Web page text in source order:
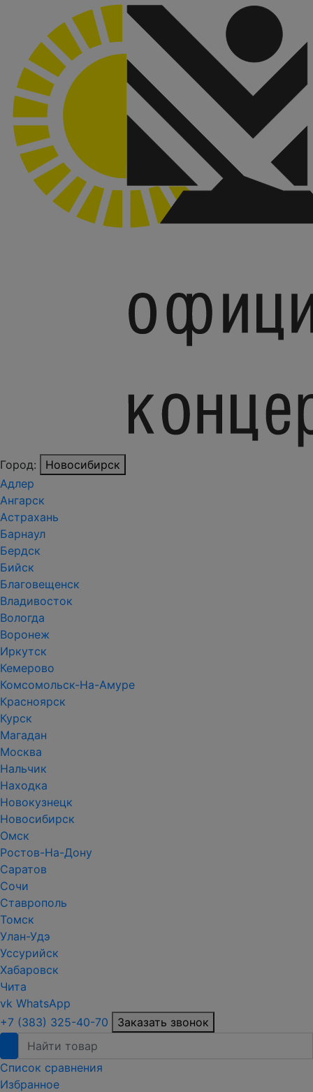
Город:
Новосибирск
Адлер
Ангарск
Астрахань
Барнаул
Бердск
Бийск
Благовещенск
Владивосток
Вологда
Воронеж
Иркутск
Кемерово
Комсомольск-На-Амуре
Красноярск
Курск
Магадан
Москва
Нальчик
Находка
Новокузнецк
Новосибирск
Омск
Ростов-На-Дону
Саратов
Сочи
Ставрополь
Томск
Улан-Удэ
Уссурийск
Хабаровск
Чита
vk WhatsApp
+7 (383) 325-40-70
Заказать звонок
Список сравнения
Избранное